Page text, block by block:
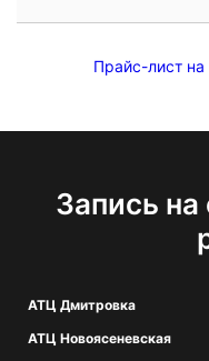
Прайс-лист на
Запись
АТЦ Дмитровка
АТЦ Новоясеневская